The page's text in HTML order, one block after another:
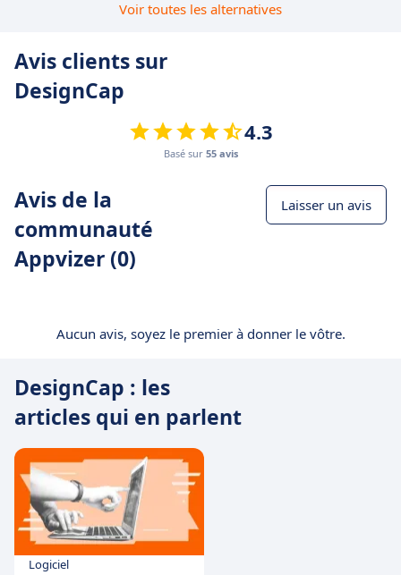
Voir toutes les alternatives
Avis clients sur
DesignCap
4.3
Basé sur 55 avis
Avis de la
communauté
Appvizer (0)
Laisser un avis
Aucun avis, soyez le premier à donner le vôtre.
DesignCap : les
articles qui en parlent
Logiciel